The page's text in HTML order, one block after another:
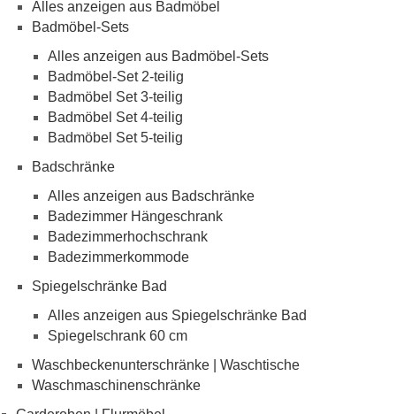
Alles anzeigen aus Badmöbel
Badmöbel-Sets
Alles anzeigen aus Badmöbel-Sets
Badmöbel-Set 2-teilig
Badmöbel Set 3-teilig
Badmöbel Set 4-teilig
Badmöbel Set 5-teilig
Badschränke
Alles anzeigen aus Badschränke
Badezimmer Hängeschrank
Badezimmerhochschrank
Badezimmerkommode
Spiegelschränke Bad
Alles anzeigen aus Spiegelschränke Bad
Spiegelschrank 60 cm
Waschbeckenunterschränke | Waschtische
Waschmaschinenschränke